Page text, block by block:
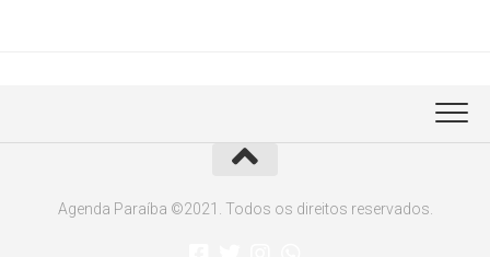
Agenda Paraíba ©2021. Todos os direitos reservados.